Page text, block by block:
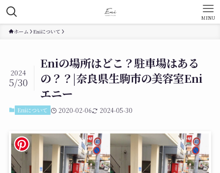
MENU
ホーム Eniについて
Eniの場所はどこ？駐車場はある
の？？|奈良県生駒市の美容室Eni
エニー
2024
5/30
Eniについて 2020-02-06 2024-05-30